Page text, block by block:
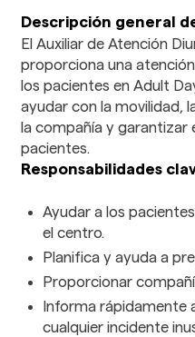
Descripción general
El Auxiliar de Atención
proporciona una
los pacientes en Adult
ayudar con la movilidad,
la compañía y garantizar
pacientes.
Responsabilidades
Ayudar a los
el centro.
Planifica y ayuda a
Proporcionar
Informa rápidamente
cualquier incidente